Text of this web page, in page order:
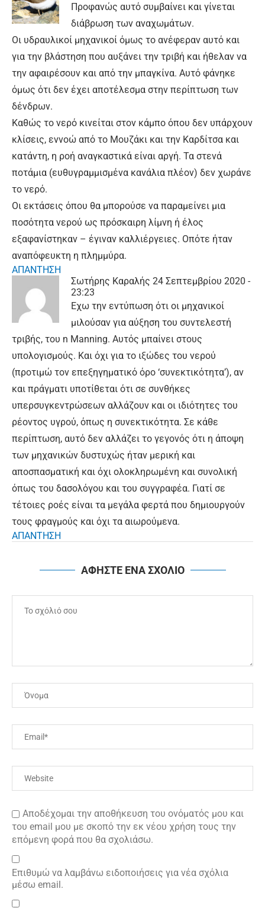
Προφανώς αυτό συμβαίνει και γίνεται
διάβρωση των αναχωμάτων.
Οι υδραυλικοί μηχανικοί όμως το ανέφεραν αυτό και
για την βλάστηση που αυξάνει την τριβή και ήθελαν να
την αφαιρέσουν και από την μπαγκίνα. Αυτό φάνηκε
όμως ότι δεν έχει αποτέλεσμα στην περίπτωση των
δένδρων.
Καθώς το νερό κινείται στον κάμπο όπου δεν υπάρχουν
κλίσεις, εννοώ από το Μουζάκι και την Καρδίτσα και
κατάντη, η ροή αναγκαστικά είναι αργή. Τα στενά
ποτάμια (ευθυγραμμισμένα κανάλια πλέον) δεν χωράνε
το νερό.
Οι εκτάσεις όπου θα μπορούσε να παραμείνει μια
ποσότητα νερού ως πρόσκαιρη λίμνη ή έλος
εξαφανίστηκαν – έγιναν καλλιέργειες. Οπότε ήταν
αναπόφευκτη η πλημμύρα.
ΑΠΑΝΤΗΣΗ
Σωτήρης Καραλής 24 Σεπτεμβρίου 2020 -
23:23
Εχω την εντύπωση ότι οι μηχανικοί
μιλούσαν για αύξηση του συντελεστή
τριβής, του n Manning. Αυτός μπαίνει στους
υπολογισμούς. Και όχι για το ιξώδες του νερού
(προτιμώ τον επεξηγηματικό όρο ‘συνεκτικότητα’), αν
και πράγματι υποτίθεται ότι σε συνθήκες
υπερσυγκεντρώσεων αλλάζουν και οι ιδιότητες του
ρέοντος υγρού, όπως η συνεκτικότητα. Σε κάθε
περίπτωση, αυτό δεν αλλάζει το γεγονός ότι η άποψη
των μηχανικών δυστυχώς ήταν μερική και
αποσπασματική και όχι ολοκληρωμένη και συνολική
όπως του δασολόγου και του συγγραφέα. Γιατί σε
τέτοιες ροές είναι τα μεγάλα φερτά που δημιουργούν
τους φραγμούς και όχι τα αιωρούμενα.
ΑΠΑΝΤΗΣΗ
ΑΦΗΣΤΕ ΕΝΑ ΣΧΟΛΙΟ
Αποδέχομαι την αποθήκευση του ονόματός μου και
του email μου με σκοπό την εκ νέου χρήση τους την
επόμενη φορά που θα σχολιάσω.
Επιθυμώ να λαμβάνω ειδοποιήσεις για νέα σχόλια
μέσω email.